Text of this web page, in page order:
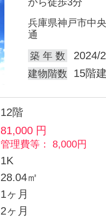
兵庫県神戸市中
通
築 年 数
2024/
建物階数 15階
12階
81,000 円
管理費等： 8,000円
1K
28.04㎡
1ヶ月
2ヶ月